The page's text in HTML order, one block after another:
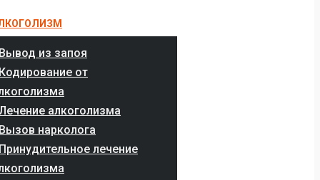
из запоя
от
алкоголизма
нарколога
лечение